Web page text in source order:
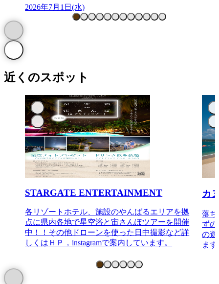
2026年7月1日(水)
近くのスポット
STARGATE ENTERTAINMENT
各リゾートホテル、施設のやんばるエリアを拠
点に県内各地で星空浴と宙さんぽツアーを開催
中！！その他ドローンを使った日中撮影など詳
しくはＨＰ，instagramで案内しています。
カ
落
ず
の
ま